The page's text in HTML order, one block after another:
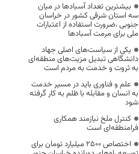
بیشترین تعداد آسبادها در میان
سه استان شرقی کشور در خراسان
جنوبی ،ضرورت استفاده از اعتبارات
ملی برای مرمت آسبادها
یکی از سیاست‌های اصلی جهاد
دانشگاهی تبدیل مزیت‌های منطقه‌ای
به ثروت و خدمت به مردم است
علم و فناوری باید در مسیر خدمت
به انسان و مقابله با ظلم به کار گرفته
شود
کنترل ملخ نیازمند همکاری
فرامنطقه‌ای است
اختصاص 2500 میلیارد تومان برای